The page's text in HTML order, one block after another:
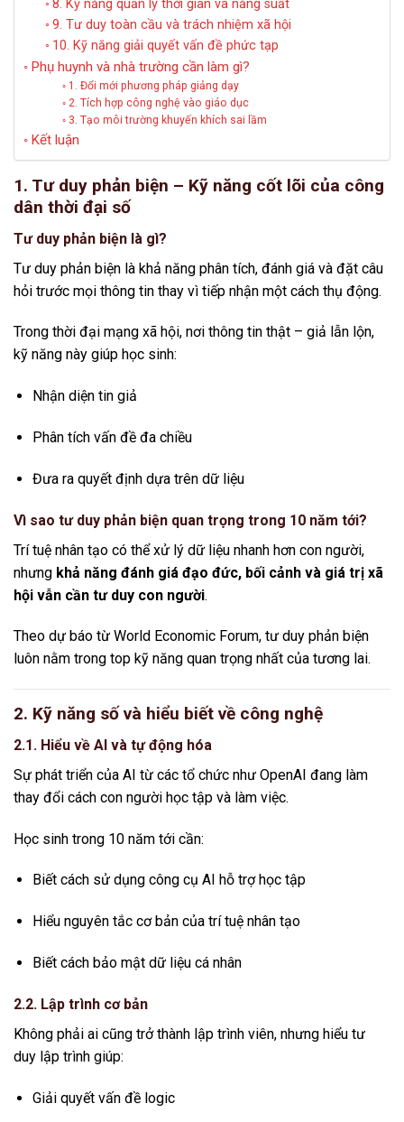
8. Kỹ năng quản lý thời gian và năng suất
9. Tư duy toàn cầu và trách nhiệm xã hội
10. Kỹ năng giải quyết vấn đề phức tạp
Phụ huynh và nhà trường cần làm gì?
1. Đổi mới phương pháp giảng dạy
2. Tích hợp công nghệ vào giáo dục
3. Tạo môi trường khuyến khích sai lầm
Kết luận
1. Tư duy phản biện – Kỹ năng cốt lõi của công
dân thời đại số
Tư duy phản biện là gì?
Tư duy phản biện là khả năng phân tích, đánh giá và đặt câu
hỏi trước mọi thông tin thay vì tiếp nhận một cách thụ động.
Trong thời đại mạng xã hội, nơi thông tin thật – giả lẫn lộn,
kỹ năng này giúp học sinh:
Nhận diện tin giả
Phân tích vấn đề đa chiều
Đưa ra quyết định dựa trên dữ liệu
Vì sao tư duy phản biện quan trọng trong 10 năm tới?
Trí tuệ nhân tạo có thể xử lý dữ liệu nhanh hơn con người,
nhưng khả năng đánh giá đạo đức, bối cảnh và giá trị xã
hội vẫn cần tư duy con người.
Theo dự báo từ World Economic Forum, tư duy phản biện
luôn nằm trong top kỹ năng quan trọng nhất của tương lai.
2. Kỹ năng số và hiểu biết về công nghệ
2.1. Hiểu về AI và tự động hóa
Sự phát triển của AI từ các tổ chức như OpenAI đang làm
thay đổi cách con người học tập và làm việc.
Học sinh trong 10 năm tới cần:
Biết cách sử dụng công cụ AI hỗ trợ học tập
Hiểu nguyên tắc cơ bản của trí tuệ nhân tạo
Biết cách bảo mật dữ liệu cá nhân
2.2. Lập trình cơ bản
Không phải ai cũng trở thành lập trình viên, nhưng hiểu tư
duy lập trình giúp:
Giải quyết vấn đề logic